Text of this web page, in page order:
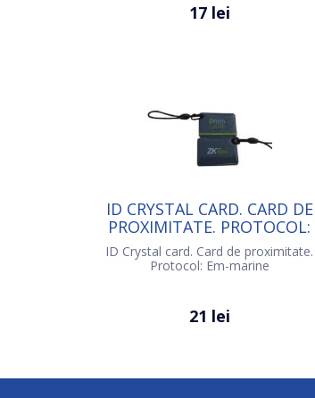
17 lei
ID CRYSTAL CARD. CARD DE
PROXIMITATE. PROTOCOL:
EM-MARINE
ID Crystal card. Card de proximitate.
Protocol: Em-marine
21 lei